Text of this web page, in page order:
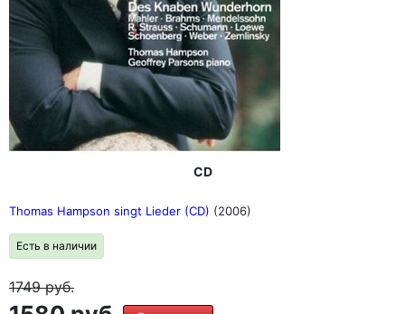
CD
Thomas Hampson singt Lieder (CD) (2006)
Есть в наличии
1749руб.